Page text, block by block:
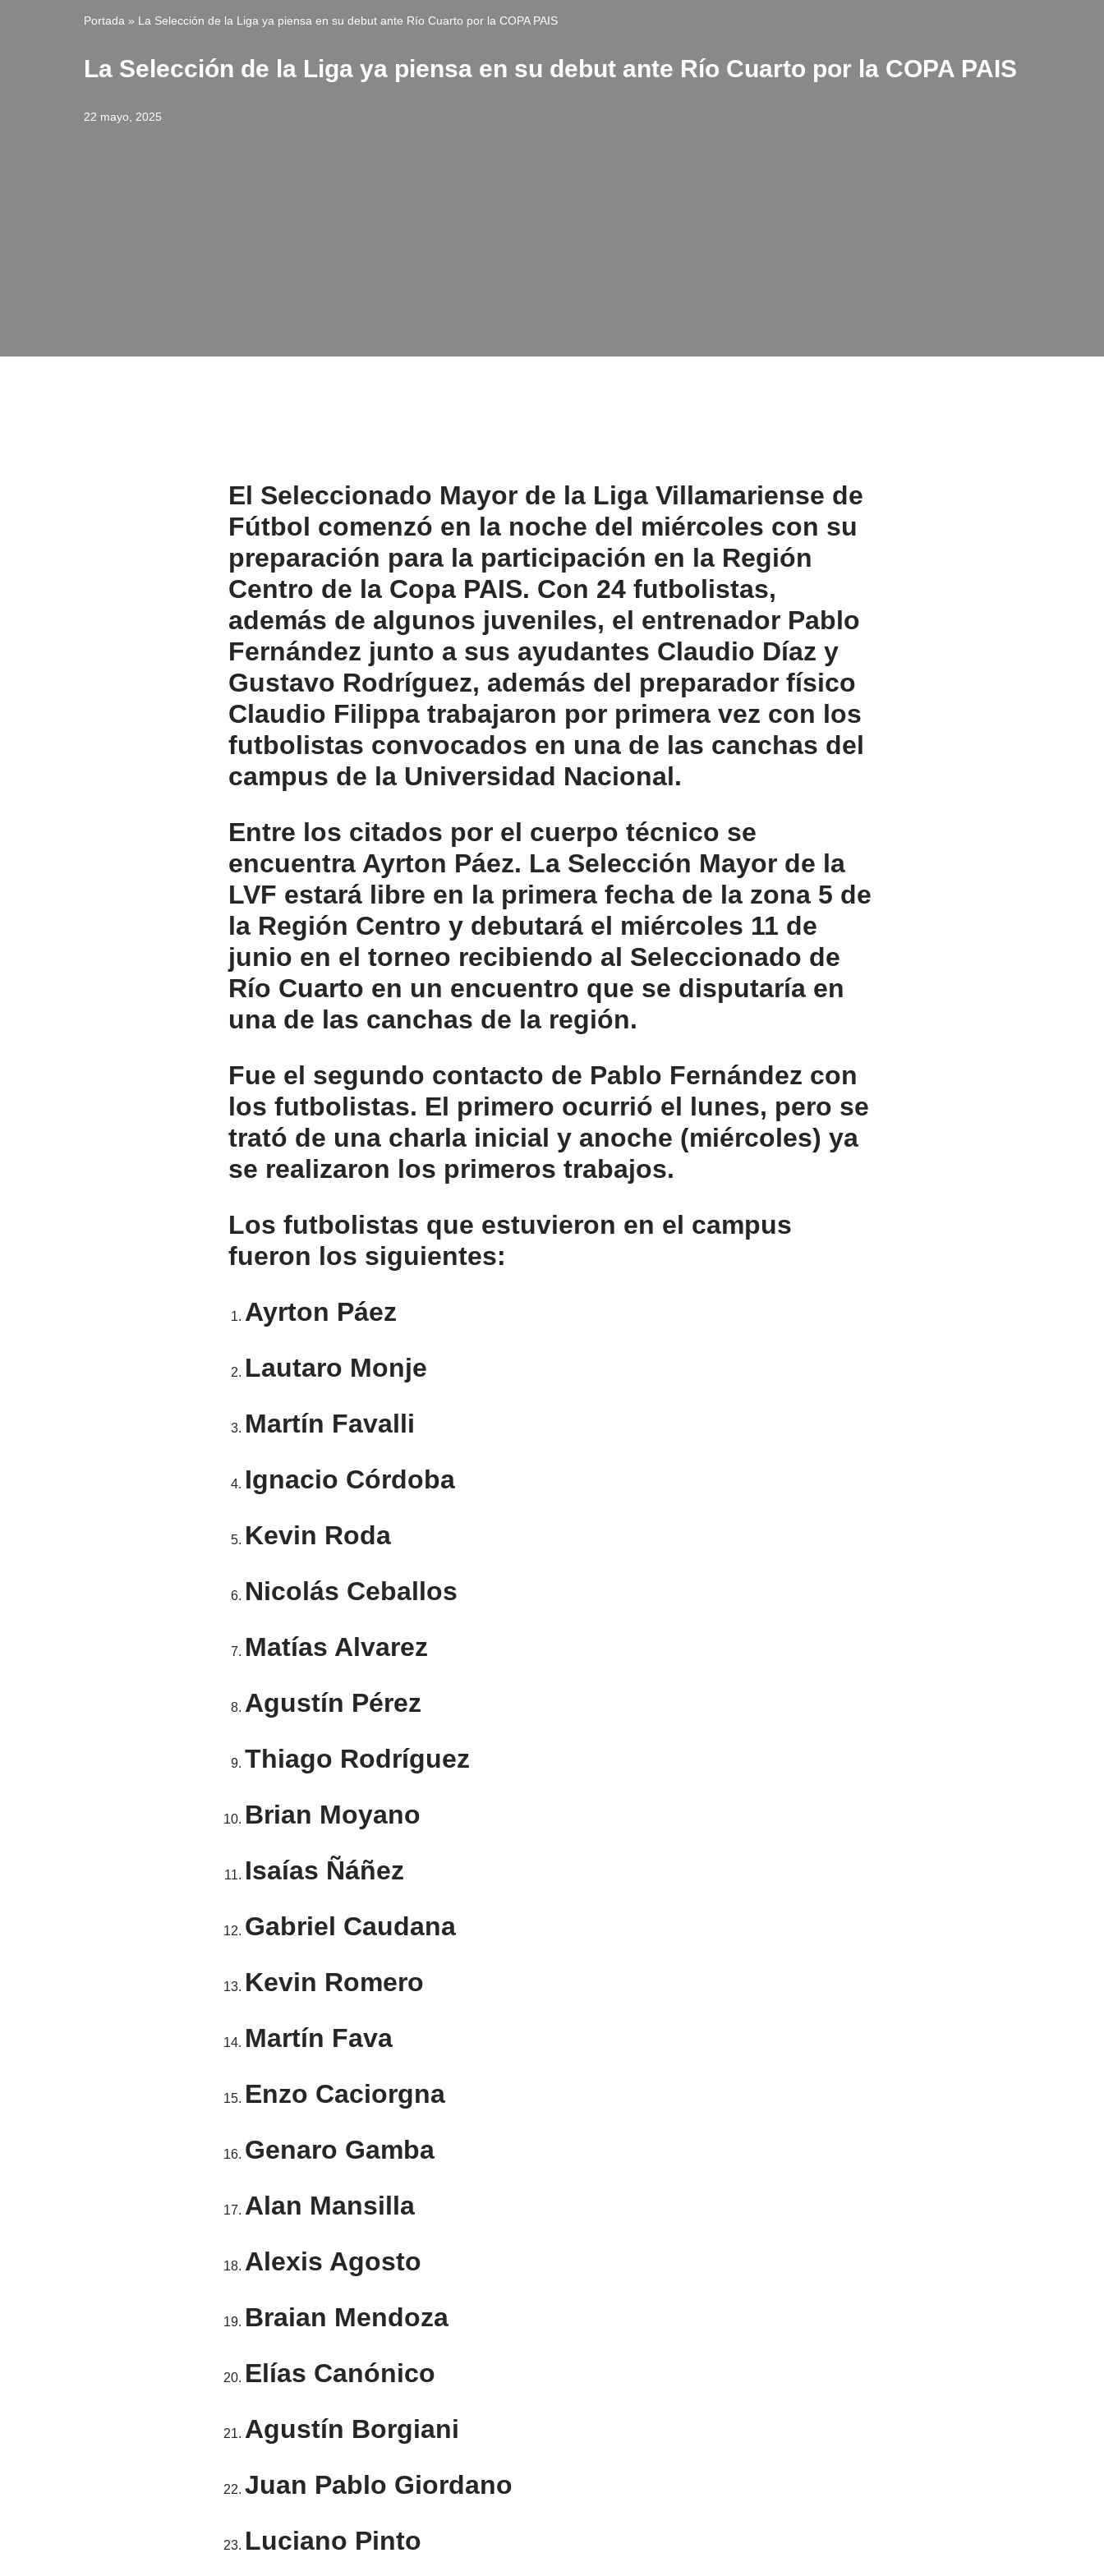
Portada » La Selección de la Liga ya piensa en su debut ante Río Cuarto por la COPA PAIS
La Selección de la Liga ya piensa en su debut ante Río Cuarto por la COPA PAIS
22 mayo, 2025
El Seleccionado Mayor de la Liga Villamariense de
Fútbol comenzó en la noche del miércoles con su
preparación para la participación en la Región
Centro de la Copa PAIS. Con 24 futbolistas,
además de algunos juveniles, el entrenador Pablo
Fernández junto a sus ayudantes Claudio Díaz y
Gustavo Rodríguez, además del preparador físico
Claudio Filippa trabajaron por primera vez con los
futbolistas convocados en una de las canchas del
campus de la Universidad Nacional.
Entre los citados por el cuerpo técnico se
encuentra Ayrton Páez. La Selección Mayor de la
LVF estará libre en la primera fecha de la zona 5 de
la Región Centro y debutará el miércoles 11 de
junio en el torneo recibiendo al Seleccionado de
Río Cuarto en un encuentro que se disputaría en
una de las canchas de la región.
Fue el segundo contacto de Pablo Fernández con
los futbolistas. El primero ocurrió el lunes, pero se
trató de una charla inicial y anoche (miércoles) ya
se realizaron los primeros trabajos.
Los futbolistas que estuvieron en el campus
fueron los siguientes:
Ayrton Páez
Lautaro Monje
Martín Favalli
Ignacio Córdoba
Kevin Roda
Nicolás Ceballos
Matías Alvarez
Agustín Pérez
Thiago Rodríguez
Brian Moyano
Isaías Ñáñez
Gabriel Caudana
Kevin Romero
Martín Fava
Enzo Caciorgna
Genaro Gamba
Alan Mansilla
Alexis Agosto
Braian Mendoza
Elías Canónico
Agustín Borgiani
Juan Pablo Giordano
Luciano Pinto